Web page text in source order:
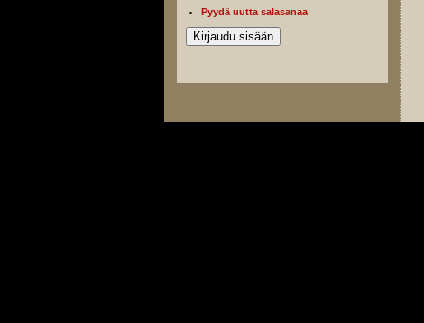
Pyydä uutta salasanaa